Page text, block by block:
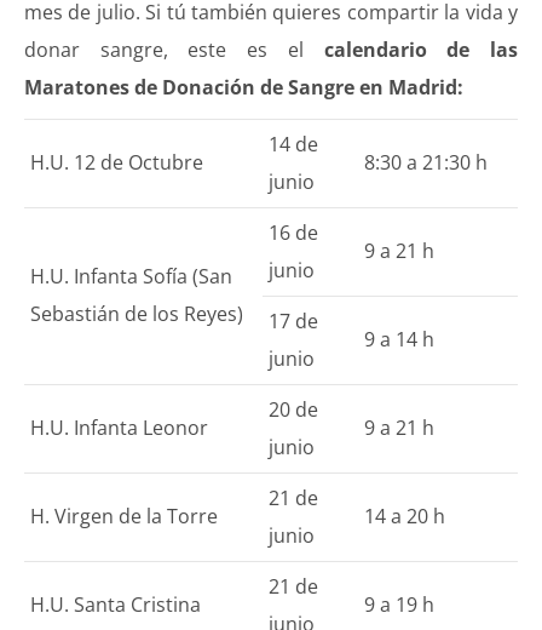
mes de julio. Si tú también quieres compartir la vida y
donar sangre, este es el calendario de las
Maratones de Donación de Sangre en Madrid:
H.U. 12 de Octubre
14 de
junio
8:30 a 21:30 h
H.U. Infanta Sofía (San
Sebastián de los Reyes)
16 de
junio
9 a 21 h
17 de
junio
9 a 14 h
H.U. Infanta Leonor
20 de
junio
9 a 21 h
H. Virgen de la Torre
21 de
junio
14 a 20 h
H.U. Santa Cristina
21 de
junio
9 a 19 h